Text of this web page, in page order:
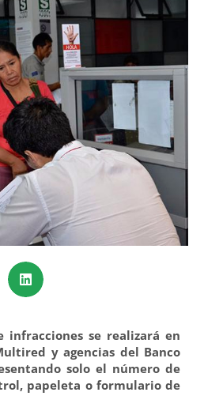
infracciones se realizará en
y agencias del Banco
solo el número de
papeleta o formulario de